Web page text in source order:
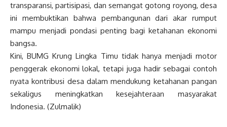
transparansi, partisipasi, dan semangat gotong royong, desa
ini membuktikan bahwa pembangunan dari akar rumput
mampu menjadi pondasi penting bagi ketahanan ekonomi
bangsa.
Kini, BUMG Krung Lingka Timu tidak hanya menjadi motor
penggerak ekonomi lokal, tetapi juga hadir sebagai contoh
nyata kontribusi desa dalam mendukung ketahanan pangan
sekaligus meningkatkan kesejahteraan masyarakat
Indonesia. (Zulmalik)